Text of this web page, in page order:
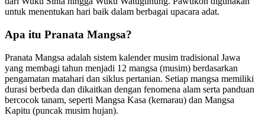
untuk menentukan hari baik dalam berbagai upacara adat.
Apa itu Pranata Mangsa?
Pranata Mangsa adalah sistem kalender musim tradisional Jawa
yang membagi tahun menjadi 12 mangsa (musim) berdasarkan
pengamatan matahari dan siklus pertanian. Setiap mangsa memiliki
durasi berbeda dan dikaitkan dengan fenomena alam serta panduan
bercocok tanam, seperti Mangsa Kasa (kemarau) dan Mangsa
Kapitu (puncak musim hujan).